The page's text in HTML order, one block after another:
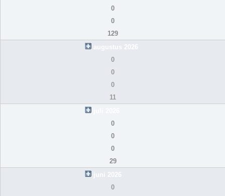
0
0
129
augustus 2026
0
0
0
11
0
0
0
29
juni 2026
0